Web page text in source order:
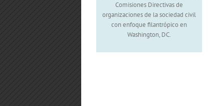
Comisiones Directivas de
organizaciones de la sociedad civil
con enfoque filantrópico en
Washington, DC.